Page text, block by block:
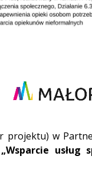
projektu) w
„Wsparcie usług